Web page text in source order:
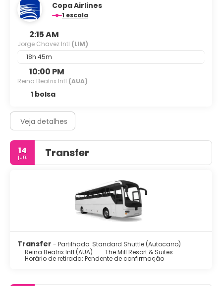
Copa Airlines
1 escala
2:15 AM
Jorge Chavez Intl (LIM)
18h 45m
10:00 PM
Reina Beatrix Intl (AUA)
1 bolsa
Veja detalhes
14
jun. Transfer
Transfer - Partilhado: Standard Shuttle (Autocarro)
Reina Beatrix Intl (AUA)
The Mill Resort & Suites
Horário de retirada: Pendente de confirmação